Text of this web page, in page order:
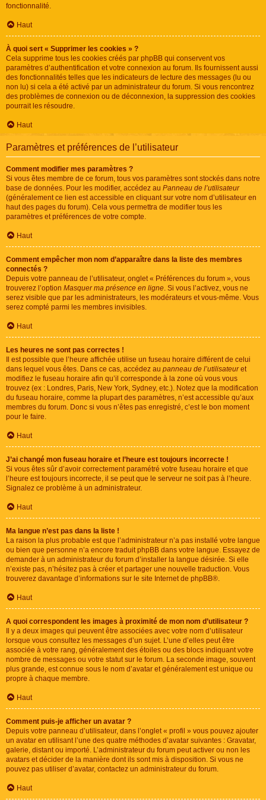
fonctionnalité.
Haut
À quoi sert « Supprimer les cookies » ?
Cela supprime tous les cookies créés par phpBB qui conservent vos
paramètres d’authentification et votre connexion au forum. Ils fournissent aussi
des fonctionnalités telles que les indicateurs de lecture des messages (lu ou
non lu) si cela a été activé par un administrateur du forum. Si vous rencontrez
des problèmes de connexion ou de déconnexion, la suppression des cookies
pourrait les résoudre.
Haut
Paramètres et préférences de l’utilisateur
Comment modifier mes paramètres ?
Si vous êtes membre de ce forum, tous vos paramètres sont stockés dans notre
base de données. Pour les modifier, accédez au Panneau de l’utilisateur
(généralement ce lien est accessible en cliquant sur votre nom d’utilisateur en
haut des pages du forum). Cela vous permettra de modifier tous les
paramètres et préférences de votre compte.
Haut
Comment empêcher mon nom d’apparaître dans la liste des membres
connectés ?
Depuis votre panneau de l’utilisateur, onglet « Préférences du forum », vous
trouverez l’option Masquer ma présence en ligne. Si vous l’activez, vous ne
serez visible que par les administrateurs, les modérateurs et vous-même. Vous
serez compté parmi les membres invisibles.
Haut
Les heures ne sont pas correctes !
Il est possible que l’heure affichée utilise un fuseau horaire différent de celui
dans lequel vous êtes. Dans ce cas, accédez au panneau de l’utilisateuret
modifiez le fuseau horaire afin qu’il corresponde à la zone où vous vous
trouvez (ex : Londres, Paris, New York, Sydney, etc.). Notez que la modification
du fuseau horaire, comme la plupart des paramètres, n’est accessible qu’aux
membres du forum. Donc si vous n’êtes pas enregistré, c’est le bon moment
pour le faire.
Haut
J’ai changé mon fuseau horaire et l’heure est toujours incorrecte !
Si vous êtes sûr d’avoir correctement paramétré votre fuseau horaire et que
l’heure est toujours incorrecte, il se peut que le serveur ne soit pas à l’heure.
Signalez ce problème à un administrateur.
Haut
Ma langue n’est pas dans la liste !
La raison la plus probable est que l’administrateur n’a pas installé votre langue
ou bien que personne n’a encore traduit phpBB dans votre langue. Essayez de
demander à un administrateur du forum d’installer la langue désirée. Si elle
n’existe pas, n’hésitez pas à créer et partager une nouvelle traduction. Vous
trouverez davantage d’informations sur le site Internet de phpBB®.
Haut
A quoi correspondent les images à proximité de mon nom d’utilisateur ?
Il y a deux images qui peuvent être associées avec votre nom d’utilisateur
lorsque vous consultez les messages d’un sujet. L’une d’elles peut être
associée à votre rang, généralement des étoiles ou des blocs indiquant votre
nombre de messages ou votre statut sur le forum. La seconde image, souvent
plus grande, est connue sous le nom d’avatar et généralement est unique ou
propre à chaque membre.
Haut
Comment puis-je afficher un avatar ?
Depuis votre panneau d’utilisateur, dans l’onglet « profil » vous pouvez ajouter
un avatar en utilisant l’une des quatre méthodes d’avatar suivantes : Gravatar,
galerie, distant ou importé. L’administrateur du forum peut activer ou non les
avatars et décider de la manière dont ils sont mis à disposition. Si vous ne
pouvez pas utiliser d’avatar, contactez un administrateur du forum.
Haut